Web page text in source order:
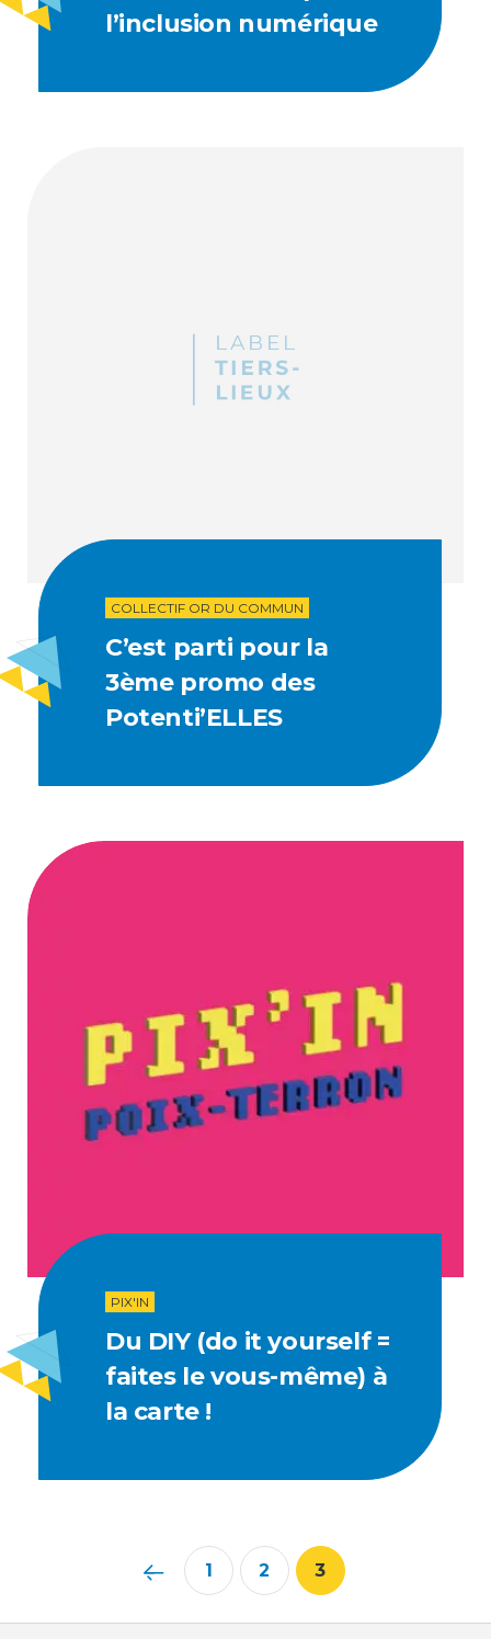
l’inclusion numérique
COLLECTIF OR DU COMMUN
C’est parti pour la
3ème promo des
Potenti’ELLES
PIX'IN
Du DIY (do it yourself =
faites le vous-même) à
la carte !
1 2 3